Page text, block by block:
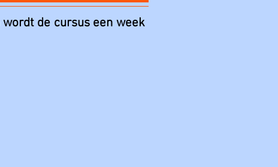
de cursus een week